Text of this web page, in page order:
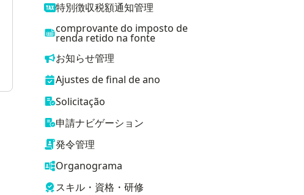
特別徴収税額通知管理
comprovante do imposto de
renda retido na fonte
お知らせ管理
Ajustes de final de ano
Solicitação
申請ナビゲーション
発令管理
Organograma
スキル・資格・研修